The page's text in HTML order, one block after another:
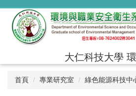
跳
大仁科技大學
首頁 專業研究室 綠色能源科技中